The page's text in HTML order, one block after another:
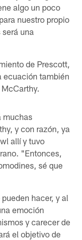
algo un poco
nuestro propio
una
de Prescott,
ecuación también
muchas
y con razón, ya
allí y tuvo
"Entonces,
sé que
hacer, y al
emoción
y carecer de
el objetivo de